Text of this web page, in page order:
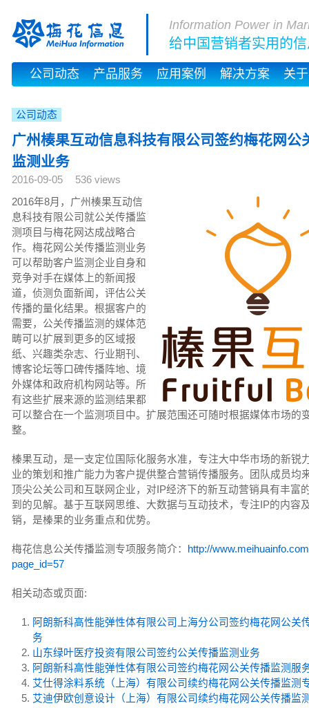
Information Power in
给中国营销者实用的
公司动态 产品服务 应用案例 解决方案 关
公司动态
广州楱果互动信息科技有限公司签约梅花网公
监测业务
2016-09-05
536 views
2016年8月，广州楱果互动信
息科技有限公司就公关传播监
测项目与梅花网达成战略合
作。梅花网公关传播监测业务
可以帮助客户监测企业自身和
竞争对手在媒体上的新闻报
道，侦测负面新闻，评估公关
传播的量化结果。根据客户的
需要，公关传播监测的媒体范
畴可以扩展到更多的区域报
纸、兴趣类杂志、行业期刊、
博客论坛等口碑传播阵地、境
外媒体和政府机构网站等。所
有这些扩展来源的监测结果都
可以整合在一个监测项目中。扩展范围还可随时根据媒体市场的
整。
榛果互动，是一支定位国际化服务水准，专注大中华市场的新锐
业的策划和推广能力为客户提供整合营销传播服务。团队成员均
顶尖公关公司和互联网企业，对IP经济下的新互动营销具有丰富
到的见解。基于互联网思维、大数据与互动技术，专注IP的内容
销，是榛果的业务重点和优势。
梅花信息公关传播监测专项服务简介：
http://
page_id=57
相关动态或页面:
阿朗新科高性能弹性体有限公司上海分公司签约梅花网公关
务
山东绿叶医疗投资有限公司签约公关传播监测业务
阿朗新科高性能弹性体有限公司签约梅花网公关传播监测服
艾仕得涂料系统（上海）有限公司续约梅花网公关传播监测
艾迪伊欧创意设计（上海）有限公司续约梅花网公关传播监